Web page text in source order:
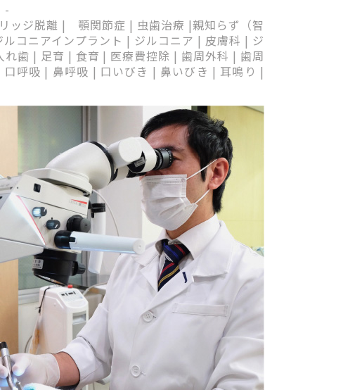
-
ッジ脱離 | 顎関節症 | 虫歯治療 |親知らず（智
ニアインプラント | ジルコニア | 皮膚科 | ジ
歯 | 足育 | 食育 | 医療費控除 | 歯周外科 | 歯周
呼吸 | 鼻呼吸 | 口いびき | 鼻いびき | 耳鳴り |